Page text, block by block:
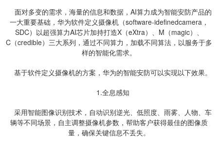
面对多变的需求，海量的信息和数据，AI算力成为智能安防产品的
一大重要基础，华为软件定义摄像机（software-idefinedcamera，
SDC）以超强算力AI芯片加持打造X（eXtra）、M（magic）、
C（credible）三大系列，通过不同算力，加载不同算法，以服务于多
样的智能化需求。
基于软件定义摄像机的方案，华为的智能安防可以实现以下效果。
1.全息感知
采用智能图像识别技术，自动识别逆光、低照度、雨雾、人物、车
辆等不同场景，自主调整摄像机参数，帮助客户获得最佳的图像质
量，确保关键信息不丢失。